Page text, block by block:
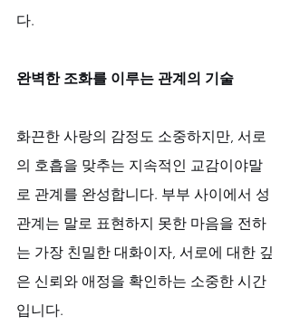
다.
완벽한 조화를 이루는 관계의 기술
화끈한 사랑의 감정도 소중하지만, 서로
의 호흡을 맞추는 지속적인 교감이야말
로 관계를 완성합니다. 부부 사이에서 성
관계는 말로 표현하지 못한 마음을 전하
는 가장 친밀한 대화이자, 서로에 대한 깊
은 신뢰와 애정을 확인하는 소중한 시간
입니다.